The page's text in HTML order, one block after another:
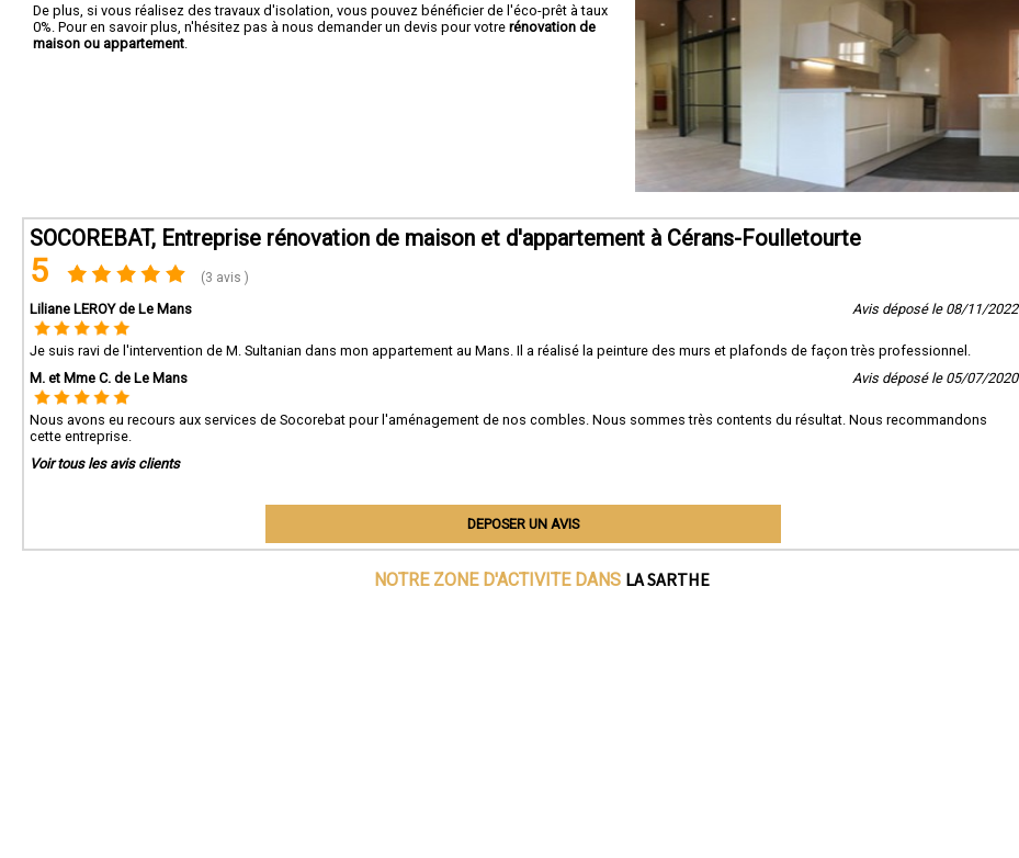
De plus, si vous réalisez des travaux d'isolation, vous pouvez bénéficier de l'éco-prêt à taux
0%. Pour en savoir plus, n'hésitez pas à nous demander un devis pour votre rénovation de
maison ou appartement
SOCOREBAT, Entreprise rénovation de maison et d'appartement à Cérans-Foulletourte
5 (3 avis )
Liliane LEROY de Le Mans Avis déposé le 08/11/2022
Je suis ravi de l'intervention de M. Sultanian dans mon appartement au Mans. Il a réalisé la peinture des murs et plafonds de façon très professionnel.
M. et Mme C. de Le Mans
Avis déposé le 05/07/2020
Nous avons eu recours aux services de Socorebat pour l'aménagement de nos combles. Nous sommes très contents du résultat. Nous recommandons
cette entreprise.
Voir tous les avis clients
DEPOSER UN AVIS
NOTRE ZONE D'ACTIVITE DANS LA SARTHE